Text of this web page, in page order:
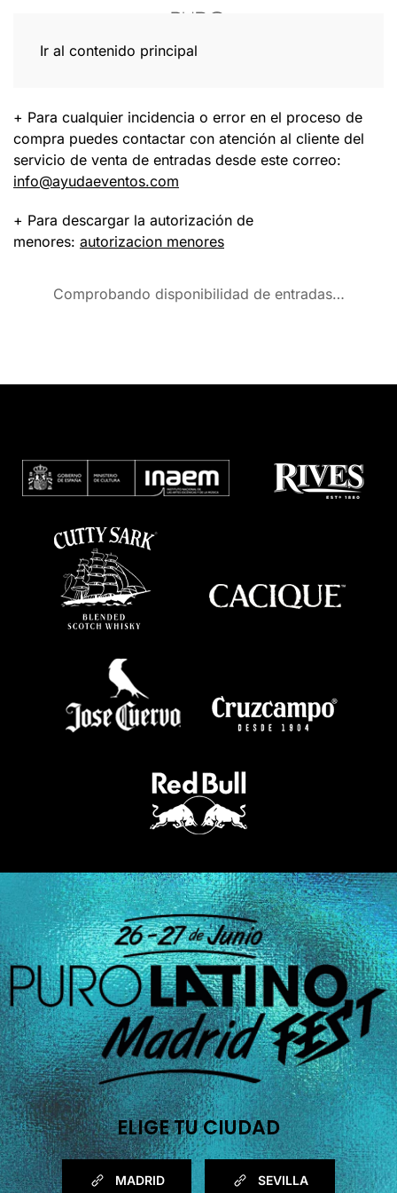
Ir al contenido principal
+ Para cualquier incidencia o error en el proceso de
compra puedes contactar con atención al cliente del
servicio de venta de entradas desde este correo:
info@ayudaeventos.com
+ Para descargar la autorización de
menores: autorizacion menores
Comprobando disponibilidad de entradas…
ELIGE TU CIUDAD
MADRID SEVILLA